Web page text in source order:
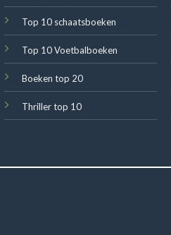
Top 10 schaatsboeken
Top 10 Voetbalboeken
Boeken top 20
Thriller top 10